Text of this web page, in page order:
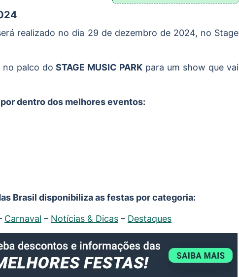
realizado no dia 29 de dezembro de 2024, no Stage
no palco do STAGE MUSIC PARK para um show que vai
dentro dos melhores eventos:
Brasil disponibiliza as festas por categoria:
Carnaval – Notícias & Dicas – Destaques